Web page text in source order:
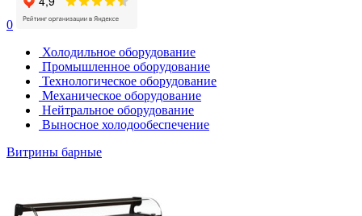
0
Холодильное оборудование
Промышленное оборудование
Технологическое оборудование
Механическое оборудование
Нейтральное оборудование
Выносное холодообеспечение
Витрины барные